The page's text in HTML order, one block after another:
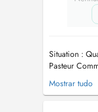
Situation :
Pasteur
: de 7h30 à
compter du
Mostrar tudo